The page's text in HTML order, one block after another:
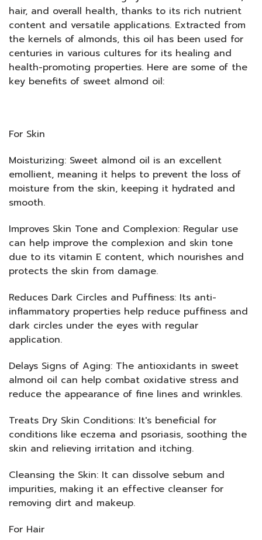
hair, and overall health, thanks to its rich nutrient
content and versatile applications. Extracted from
the kernels of almonds, this oil has been used for
centuries in various cultures for its healing and
health-promoting properties. Here are some of the
key benefits of sweet almond oil:
For Skin
Moisturizing: Sweet almond oil is an excellent
emollient, meaning it helps to prevent the loss of
moisture from the skin, keeping it hydrated and
smooth.
Improves Skin Tone and Complexion: Regular use
can help improve the complexion and skin tone
due to its vitamin E content, which nourishes and
protects the skin from damage.
Reduces Dark Circles and Puffiness: Its anti-
inflammatory properties help reduce puffiness and
dark circles under the eyes with regular
application.
Delays Signs of Aging: The antioxidants in sweet
almond oil can help combat oxidative stress and
reduce the appearance of fine lines and wrinkles.
Treats Dry Skin Conditions: It's beneficial for
conditions like eczema and psoriasis, soothing the
skin and relieving irritation and itching.
Cleansing the Skin: It can dissolve sebum and
impurities, making it an effective cleanser for
removing dirt and makeup.
For Hair